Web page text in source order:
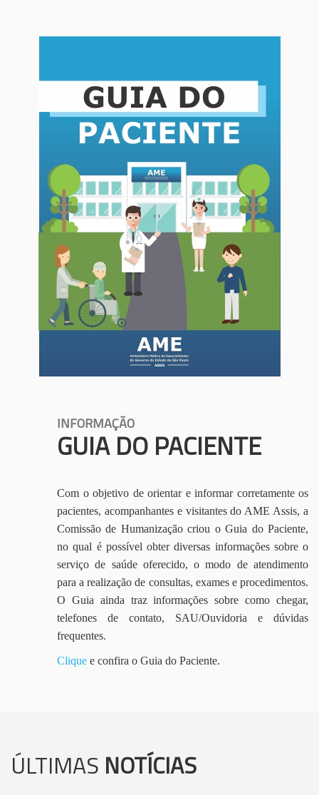
INFORMAÇÃO
GUIA DO PACIENTE
Com o objetivo de orientar e informar corretamente os
pacientes, acompanhantes e visitantes do AME Assis, a
Comissão de Humanização criou o Guia do Paciente,
no qual é possível obter diversas informações sobre o
serviço de saúde oferecido, o modo de atendimento
para a realização de consultas, exames e procedimentos.
O Guia ainda traz informações sobre como chegar,
telefones de contato, SAU/Ouvidoria e dúvidas
frequentes.
Clique e confira o Guia do Paciente.
ÚLTIMAS NOTÍCIAS